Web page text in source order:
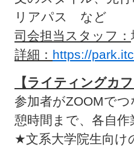
リアパス など
司会担当スタッフ：
詳細： https://
【ライティングカフ
参加者がZOOMで
憩時間まで、各自作
★文系大学院生向